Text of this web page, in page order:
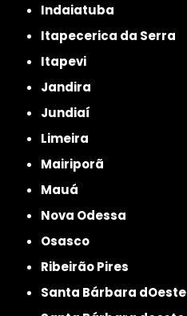
Indaiatuba
Itapecerica da Serra
Itapevi
Jandira
Jundiaí
Limeira
Mairiporã
Mauá
Nova Odessa
Osasco
Ribeirão Pires
Santa Bárbara dOeste